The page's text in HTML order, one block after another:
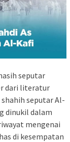
seputar
dari literatur
seputar Al-
dinukil dalam
mengenai
di kesempatan